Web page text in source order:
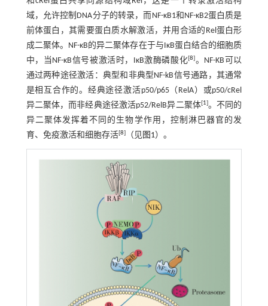
域，允许控制DNA分子的转录，而NF-κB1和NF-κB2蛋白质是
前体蛋白，其需要蛋白质水解激活，并用合适的Rel蛋白形
成二聚体。NF-κB的异二聚体存在于与IκB蛋白结合的细胞质
中，当NF-κB信号被激活时，IκB激酶磷酸化[8]。NF-KB可以
通过两种途径激活：典型和非典型NF-kB信号通路，其通常
是相互合作的。经典途径激活p50/p65（RelA）或p50/cRel
异二聚体，而非经典途径激活p52/RelB异二聚体[1]。不同的
异二聚体发挥着不同的生物学作用，控制淋巴器官的发
育、免疫激活和细胞存活[8]（见图1）。